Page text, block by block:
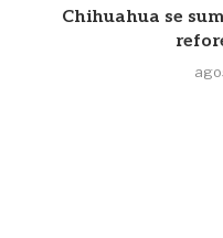
Chihuahua se